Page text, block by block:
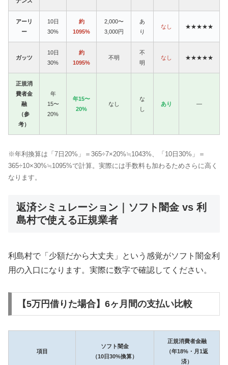
アーリ
ー
10日
30%
約
1095%
2,000〜
3,000円
あ
り
なし ★★★★★
ガッツ
10日
30%
約
1095%
不明
不
明
なし ★★★★★
正規消
費者金
融
（参
考）
年
15〜
20%
年15〜
20%
なし
な
し
あり —
※年利換算は「7日20%」＝365÷7×20%≒1043%、「10日30%」＝
365÷10×30%≒1095%で計算。実際には手数料も加わるためさらに高く
なります。
返済シミュレーション｜ソフト闇金 vs 利
島村で使える正規業者
利島村で「少額だから大丈夫」という感覚がソフト闇金利
用の入口になります。実際に数字で確認してください。
【5万円借りた場合】6ヶ月間の支払い比較
項目
ソフト闇金
（10日30%換算）
正規消費者金融
（年18%・月1返
済）